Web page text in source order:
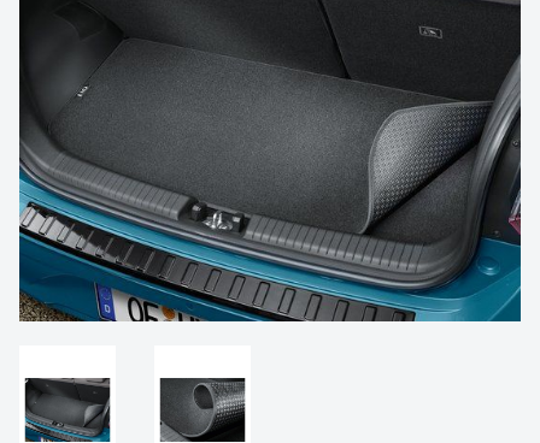
galería
de
imágenes